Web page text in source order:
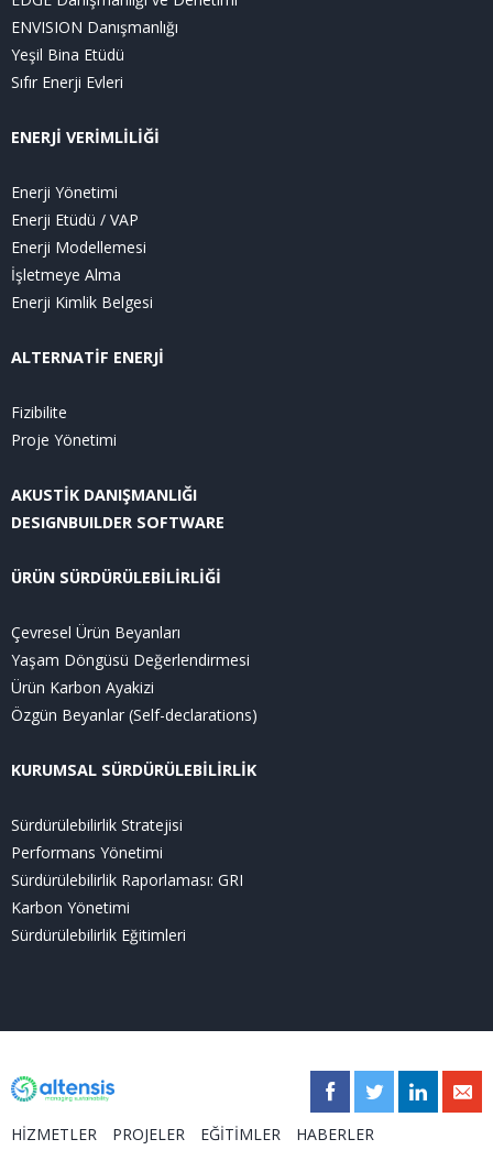
ENVISION Danışmanlığı
Yeşil Bina Etüdü
Sıfır Enerji Evleri
ENERJİ VERİMLİLİĞİ
Enerji Yönetimi
Enerji Etüdü / VAP
Enerji Modellemesi
İşletmeye Alma
Enerji Kimlik Belgesi
ALTERNATİF ENERJİ
Fizibilite
Proje Yönetimi
AKUSTİK DANIŞMANLIĞI
DESIGNBUILDER SOFTWARE
ÜRÜN SÜRDÜRÜLEBİLİRLİĞİ
Çevresel Ürün Beyanları
Yaşam Döngüsü Değerlendirmesi
Ürün Karbon Ayakizi
Özgün Beyanlar (Self-declarations)
KURUMSAL SÜRDÜRÜLEBİLİRLİK
Sürdürülebilirlik Stratejisi
Performans Yönetimi
Sürdürülebilirlik Raporlaması: GRI
Karbon Yönetimi
Sürdürülebilirlik Eğitimleri
HİZMETLER PROJELER EĞİTİMLER HABERLER